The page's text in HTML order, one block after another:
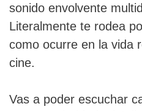
sonido envolvente
Literalmente te rodea
como ocurre en la vida
cine.
Vas a poder escuchar